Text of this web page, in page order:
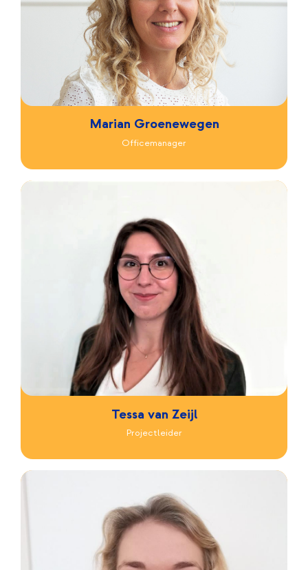
Marian Groenewegen
Officemanager
Tessa van Zeijl
Projectleider